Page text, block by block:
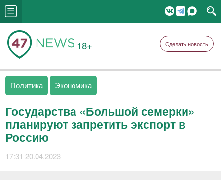
18+ Сделать новость
Политика Экономика
Государства «Большой семерки»
планируют запретить экспорт в
Россию
17:31 20.04.2023